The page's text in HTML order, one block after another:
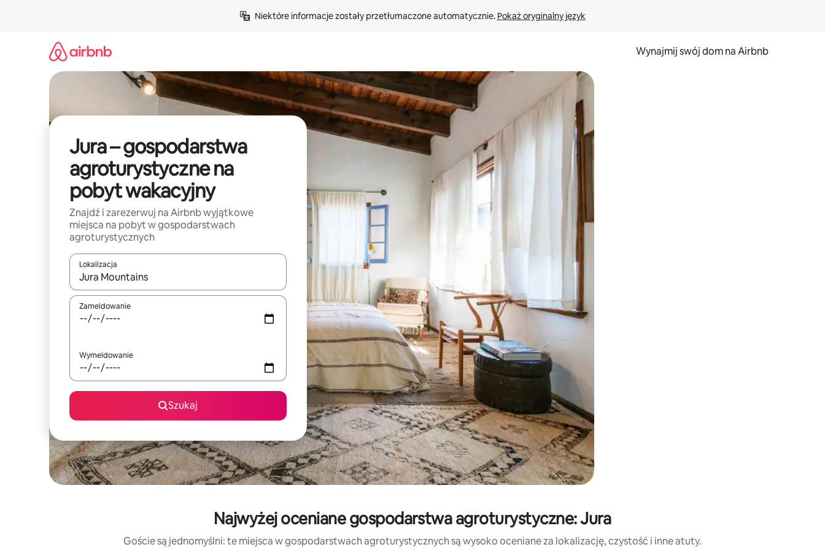
Niektóre informacje zostały przetłumaczone automatycznie. Pokaż oryginalny język
Wynajmij swój dom na Airbnb
Jura – gospodarstwa
agroturystyczne na
pobyt wakacyjny
Znajdź i zarezerwuj na Airbnb wyjątkowe
miejsca na pobyt w gospodarstwach
agroturystycznych
Lokalizacja
Gdy wyniki będą dostępne, możesz poruszać się po nich za pomocą klawiszy strzałek w górę i w dół lub przeglądać je za pomocą gestów dotykowych lub przesuwania.
Zameldowanie
Wymeldowanie
Szukaj
Najwyżej oceniane gospodarstwa agroturystyczne: Jura
Goście są jednomyślni: te miejsca w gospodarstwach agroturystycznych są wysoko oceniane za lokalizację, czystość i inne atuty.